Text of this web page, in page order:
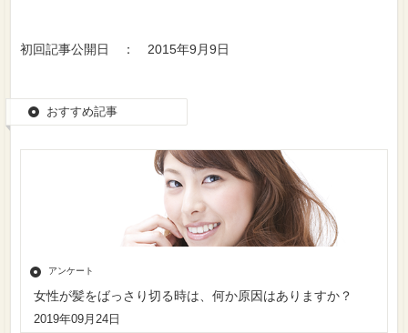
初回記事公開日 ： 2015年9月9日
おすすめ記事
アンケート
女性が髪をばっさり切る時は、何か原因はありますか？
2019年09月24日